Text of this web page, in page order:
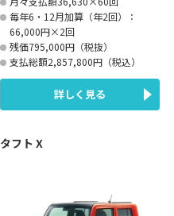
毎年6・12月加算（年2回）：
66,000円×2回
残価795,000円（税抜）
支払総額2,857,800円（税込）
詳しく見る
タフト X